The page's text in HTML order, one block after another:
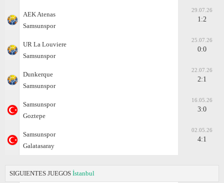
AEK Atenas
Samsunspor
29.07.26
1:2
UR La Louviere
Samsunspor
25.07.26
0:0
Dunkerque
Samsunspor
22.07.26
2:1
Samsunspor
Goztepe
16.05.26
3:0
Samsunspor
Galatasaray
02.05.26
4:1
SIGUIENTES JUEGOS İstanbul